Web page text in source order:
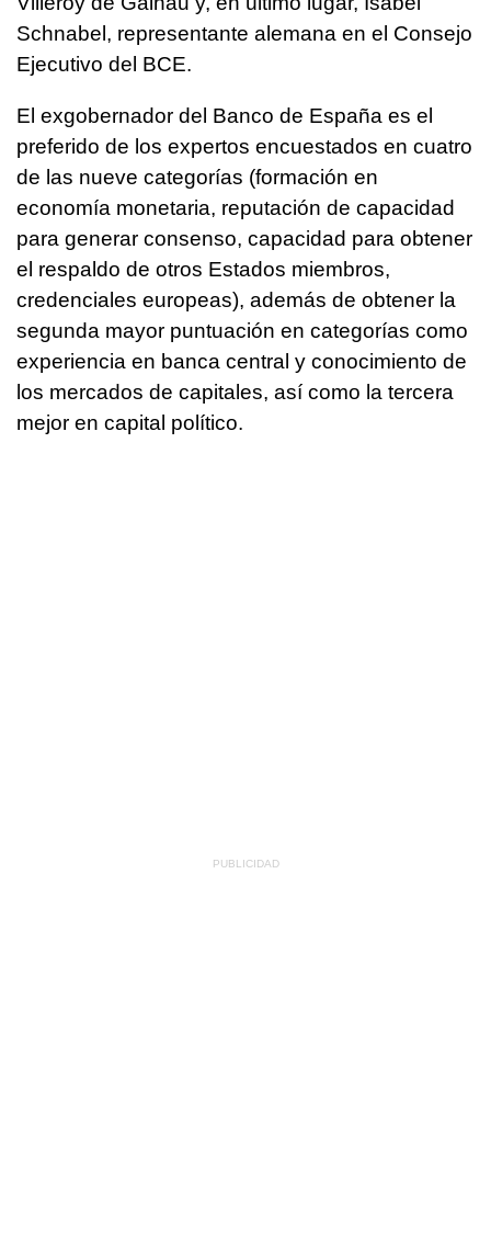
Schnabel, representante alemana en el Consejo
Ejecutivo del BCE.
El exgobernador del Banco de España es el
preferido de los expertos encuestados en cuatro
de las nueve categorías (formación en
economía monetaria, reputación de capacidad
para generar consenso, capacidad para obtener
el respaldo de otros Estados miembros,
credenciales europeas), además de obtener la
segunda mayor puntuación en categorías como
experiencia en banca central y conocimiento de
los mercados de capitales, así como la tercera
mejor en capital político.